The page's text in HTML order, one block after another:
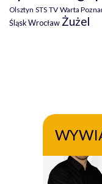
Olsztyn STS TV Warta
Śląsk Wrocław Żużel